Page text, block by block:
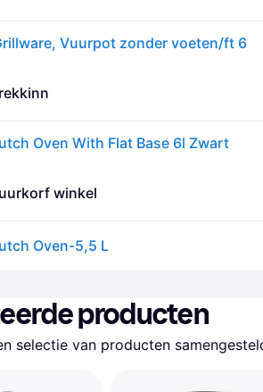
Vuurpot zonder voeten/ft 6
Oven With Flat Base 6l Zwart
winkel
Oven-5,5 L
producten
selectie van producten